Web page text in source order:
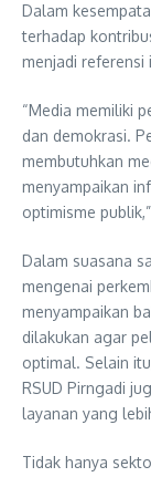
Dalam
terhadap
menjadi referensi
“Media memiliki
dan demokrasi.
membutuhkan
menyampaikan
optimisme
Dalam suasana
mengenai
menyampaikan
dilakukan agar
optimal. Selain
RSUD Pirngadi
layanan yang
Tidak hanya